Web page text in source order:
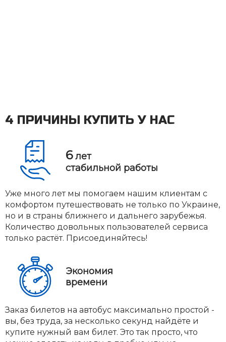
4 ПРИЧИНЫ КУПИТЬ У НАС
6лет
стабильной работы
Уже много лет мы помогаем нашим клиентам с
комфортом путешествовать не только по Украине,
но и в страны ближнего и дальнего зарубежья.
Количество довольных пользователей сервиса
только растёт. Присоединяйтесь!
Экономия
времени
Заказ билетов на автобус максимально простой -
вы, без труда, за несколько секунд найдёте и
купите нужный вам билет. Это так просто, что